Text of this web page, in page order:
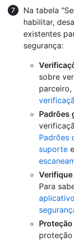
Na tabela
habilitar,
existentes
segurança:
sobre
Padrões
Padrões
suporte e
Para